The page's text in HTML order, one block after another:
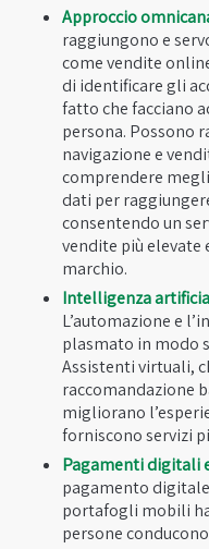
Approccio
raggiungono e
come vendite
di identificare gli
fatto che facciano
persona. Possono
navigazione e
comprendere
dati per
consentendo un
vendite più elevate
marchio.
Intelligenza
L’automazione e
plasmato in modo
Assistenti virtuali,
raccomandazione
migliorano
forniscono servizi
Pagamenti digitali
pagamento digitale
portafogli mobili
persone